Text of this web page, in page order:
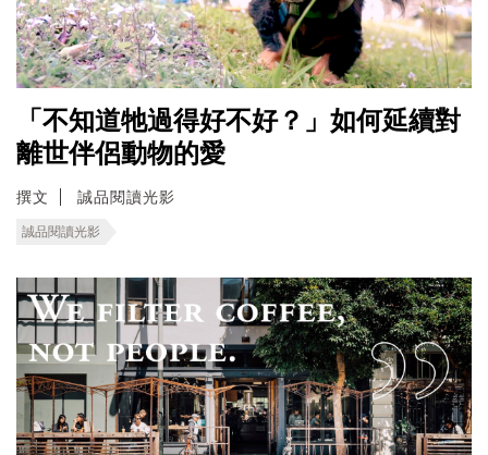
「不知道牠過得好不好？」如何延續對
離世伴侶動物的愛
撰文 誠品閱讀光影
誠品閱讀光影